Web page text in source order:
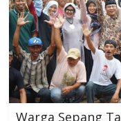
Warga Sepang